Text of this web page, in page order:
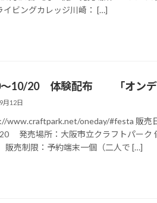
イビングカレッジ川崎： […]
10/20 体験配布 「オンデ
月12日
www.craftpark.net/oneday/#festa 販売
発売場所：大阪市立クラフトパーク
販売制限：予約端末一個（二人で […]